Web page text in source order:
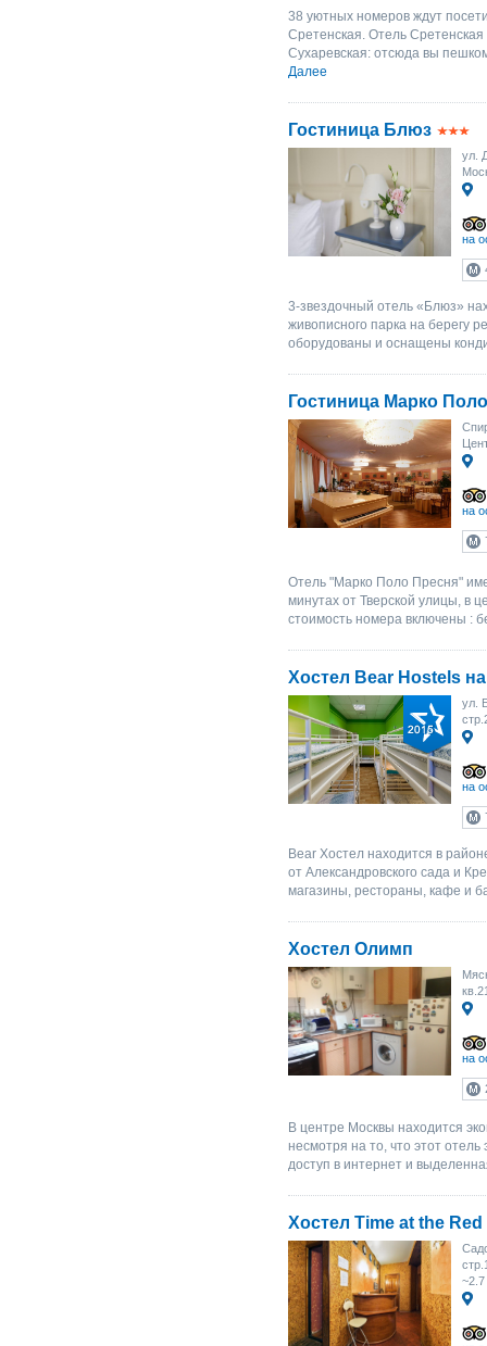
38 уютных номеров ждут
Сретенская. Отель
Сухаревская: отсюда вы
Далее
Гостиница Блюз
ул.
на
3-звездочный отель «Блюз»
живописного парка на берегу
оборудованы и оснащены
Гостиница Марко
на
Отель "Марко Поло Пресня"
минутах от Тверской улицы, в
стоимость номера включены :
Хостел Bear Hostels
ул.
на
Bear Хостел находится в
от Александровского сада и
магазины, рестораны, кафе и
Хостел Олимп
на
В центре Москвы находится
несмотря на то, что этот отель
доступ в интернет и
Хостел Time at the Red